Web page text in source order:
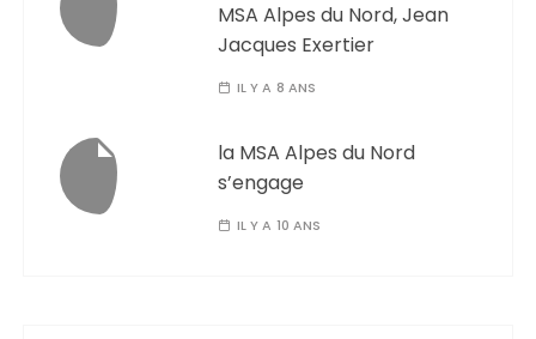
MSA Alpes du Nord, Jean
Jacques Exertier
IL Y A 8 ANS
la MSA Alpes du Nord
s’engage
IL Y A 10 ANS